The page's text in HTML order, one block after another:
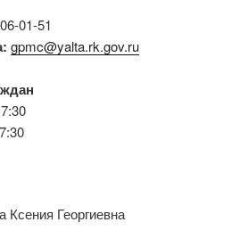
01-51
gpmc@yalta.rk.gov.ru
Ксения Георгиевна